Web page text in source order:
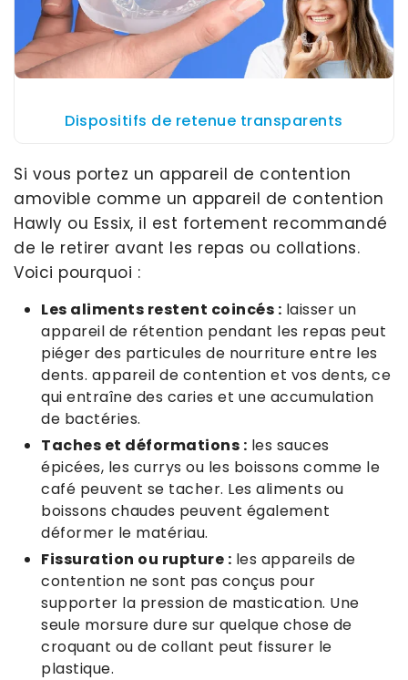
Dispositifs de retenue transparents
Si vous portez un appareil de contention
amovible comme un appareil de contention
Hawly ou Essix, il est fortement recommandé
de le retirer avant les repas ou collations.
Voici pourquoi :
Les aliments restent coincés : laisser un
appareil de rétention pendant les repas peut
piéger des particules de nourriture entre les
dents. appareil de contention et vos dents, ce
qui entraîne des caries et une accumulation
de bactéries.
Taches et déformations : les sauces
épicées, les currys ou les boissons comme le
café peuvent se tacher. Les aliments ou
boissons chaudes peuvent également
déformer le matériau.
Fissuration ou rupture : les appareils de
contention ne sont pas conçus pour
supporter la pression de mastication. Une
seule morsure dure sur quelque chose de
croquant ou de collant peut fissurer le
plastique.